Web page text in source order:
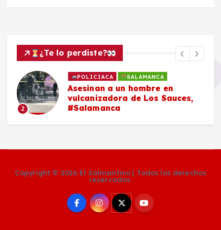
¿Te lo perdiste?
2
POLICIACA SALAMANCA
Asesinan a un hombre en
vulcanizadora de Los Sauces,
#Salamanca
Copyright © 2026 El Salmantino | Todos los derechos
reservados.